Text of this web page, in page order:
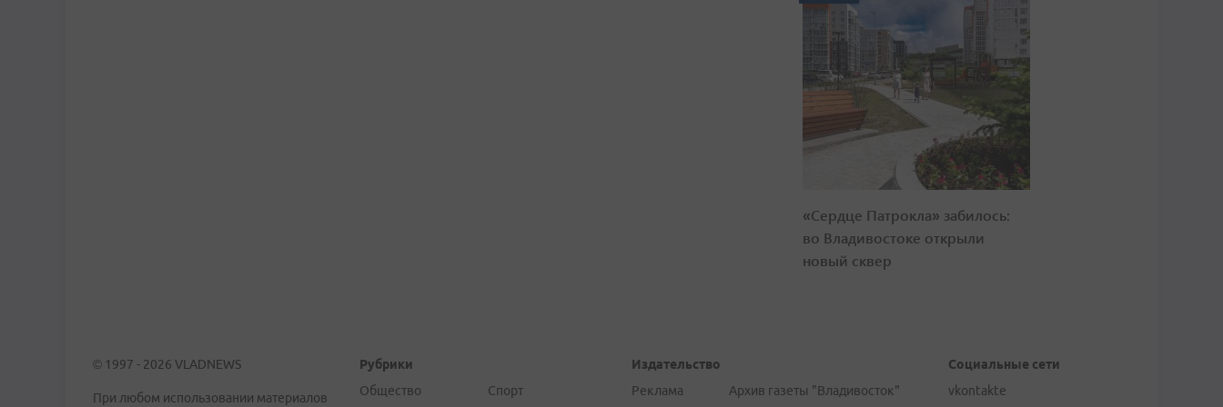
«Сердце Патрокла» забилось:
во Владивостоке открыли
новый сквер
© 1997 - 2026 VLADNEWS
При любом использовании материалов
Рубрики
Общество
Спорт
Издательство
Реклама
Архив газеты "Владивосток"
Социальные сети
vkontakte